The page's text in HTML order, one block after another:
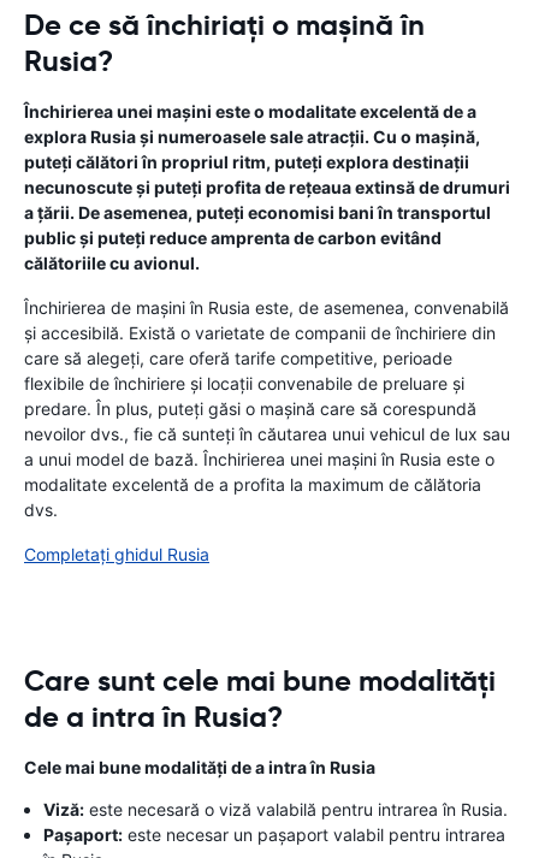
De ce să închiriați o mașină în
Rusia?
Închirierea unei mașini este o modalitate excelentă de a
explora Rusia și numeroasele sale atracții. Cu o mașină,
puteți călători în propriul ritm, puteți explora destinații
necunoscute și puteți profita de rețeaua extinsă de drumuri
a țării. De asemenea, puteți economisi bani în transportul
public și puteți reduce amprenta de carbon evitând
călătoriile cu avionul.
Închirierea de mașini în Rusia este, de asemenea, convenabilă
și accesibilă. Există o varietate de companii de închiriere din
care să alegeți, care oferă tarife competitive, perioade
flexibile de închiriere și locații convenabile de preluare și
predare. În plus, puteți găsi o mașină care să corespundă
nevoilor dvs., fie că sunteți în căutarea unui vehicul de lux sau
a unui model de bază. Închirierea unei mașini în Rusia este o
modalitate excelentă de a profita la maximum de călătoria
dvs.
Completați ghidul Rusia
Care sunt cele mai bune modalități
de a intra în Rusia?
Cele mai bune modalități de a intra în Rusia
Viză: este necesară o viză valabilă pentru intrarea în Rusia.
Pașaport: este necesar un pașaport valabil pentru intrarea